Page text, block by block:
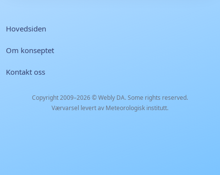
Hovedsiden
Om konseptet
Kontakt oss
Copyright 2009–2026 ©Webly DA. Some rights reserved.
Værvarsel levert av Meteorologisk institutt.